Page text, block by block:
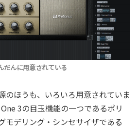
だんに用意されている
のほうも、いろいろ用意されていま
3の目玉機能の一つであるポリ
モデリング・シンセサイザである